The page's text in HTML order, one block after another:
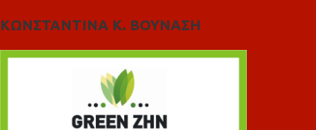
ΚΩΝΣΤΑΝΤΙΝΑ Κ. ΒΟΥΝΑΣΗ